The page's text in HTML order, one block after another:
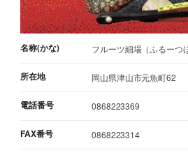
名称(かな) フルーツ細場（ふるーつ
所在地 岡山県津山市元魚町62
電話番号 0868223369
FAX番号 0868223314